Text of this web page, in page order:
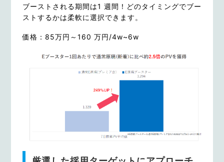
ブーストされる期間は1 週間！どのタイミングでブー
ストするかは柔軟に選択できます。
価格：85万円～160 万円/4w~6w